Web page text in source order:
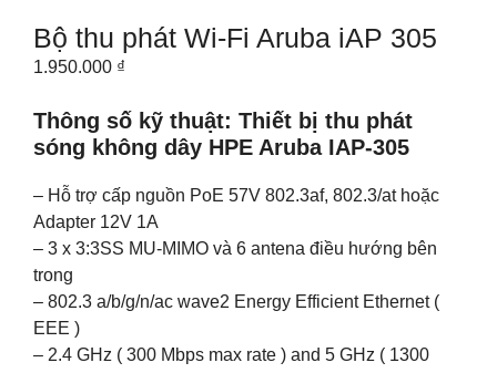
Bộ thu phát Wi-Fi Aruba iAP 305
1.950.000 ₫
Thông số kỹ thuật: Thiết bị thu phát
sóng không dây HPE Aruba IAP-305
– Hỗ trợ cấp nguồn PoE 57V 802.3af, 802.3/at hoặc
Adapter 12V 1A
– 3 x 3:3SS MU-MIMO và 6 antena điều hướng bên
trong
– 802.3 a/b/g/n/ac wave2 Energy Efficient Ethernet (
EEE )
– 2.4 GHz ( 300 Mbps max rate ) and 5 GHz ( 1300